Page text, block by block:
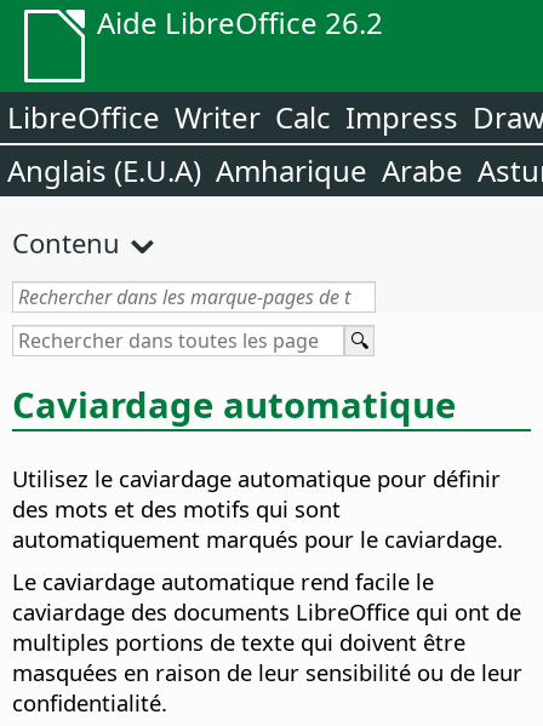
Aide LibreOffice 26.2
LibreOffice Writer Calc Impress
Anglais (E.U.A) Amharique Arabe
Contenu
Caviardage automatique
Utilisez le caviardage automatique pour définir
des mots et des motifs qui sont
automatiquement marqués pour le caviardage.
Le caviardage automatique rend facile le
caviardage des documents LibreOffice qui ont de
multiples portions de texte qui doivent être
masquées en raison de leur sensibilité ou de leur
confidentialité.